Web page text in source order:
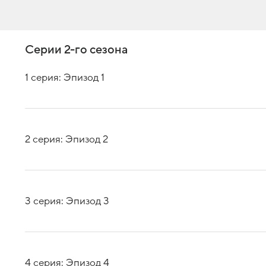
Серии 2-го сезона
1 серия: Эпизод 1
2 серия: Эпизод 2
3 серия: Эпизод 3
4 серия: Эпизод 4